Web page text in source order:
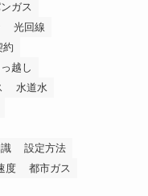
ガス
光回線
約
越し
水道水
設定方法
度
都市ガス